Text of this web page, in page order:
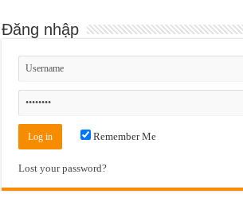
Đăng nhập
Remember Me
Lost your password?